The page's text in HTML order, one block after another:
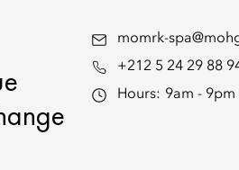
momrk-
+212 5 24 29 88
Hours: 9am - 9pm